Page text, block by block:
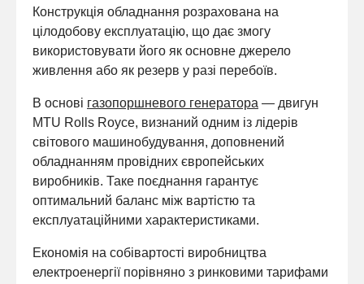
Конструкція обладнання розрахована на
цілодобову експлуатацію, що дає змогу
використовувати його як основне джерело
живлення або як резерв у разі перебоїв.
В основі газопоршневого генератора — двигун
MTU Rolls Royce, визнаний одним із лідерів
світового машинобудування, доповнений
обладнанням провідних європейських
виробників. Таке поєднання гарантує
оптимальний баланс між вартістю та
експлуатаційними характеристиками.
Економія на собівартості виробництва
електроенергії порівняно з ринковими тарифами